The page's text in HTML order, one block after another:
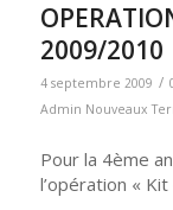
2009/2010
4 septembre 2009 /
Admin Nouveaux
Pour la 4ème
l’opération «